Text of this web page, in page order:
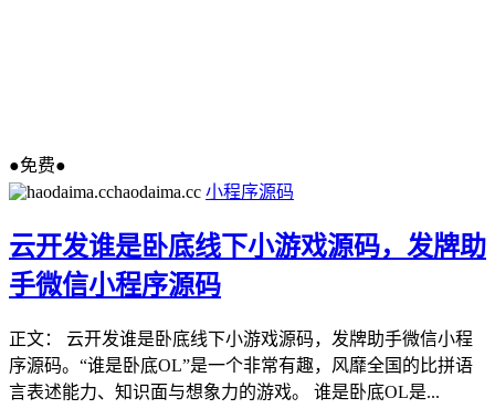
●免费●
haodaima.cc 小程序源码
云开发谁是卧底线下小游戏源码，发牌助
手微信小程序源码
正文： 云开发谁是卧底线下小游戏源码，发牌助手微信小程
序源码。“谁是卧底OL”是一个非常有趣，风靡全国的比拼语
言表述能力、知识面与想象力的游戏。 谁是卧底OL是...